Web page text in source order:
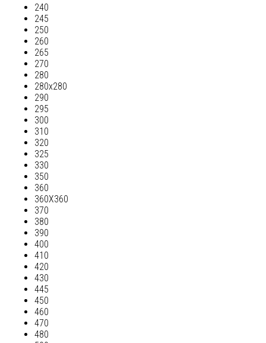
240
245
250
260
265
270
280
280х280
290
295
300
310
320
325
330
350
360
360Х360
370
380
390
400
410
420
430
445
450
460
470
480